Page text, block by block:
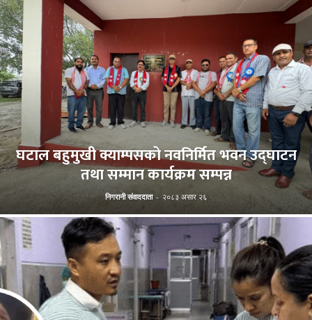
घटाल बहुमुखी क्याम्पसको नवनिर्मित भवन उद्घाटन
तथा सम्मान कार्यक्रम सम्पन्न
निगरानी संवाददाता - २०८३ असार २६